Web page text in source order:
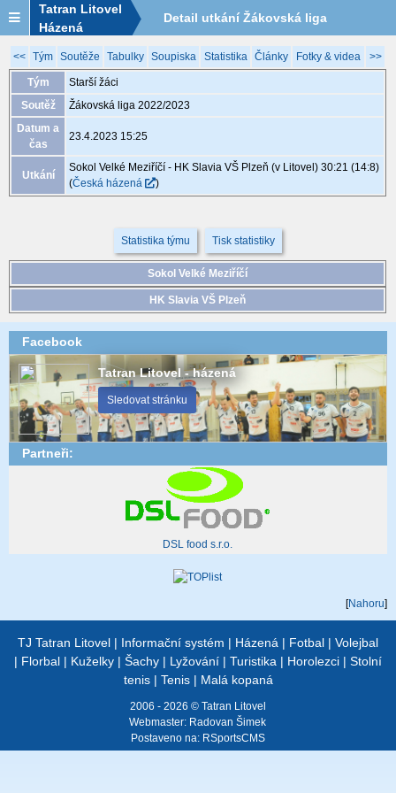
Tatran Litovel
Házená
Detail utkání Žákovská liga
2022/2023, XGB208, 23.4. 15:25
<< Tým Soutěže Tabulky Soupiska Statistika Články Fotky & videa >>
Tým
Starší žáci
Soutěž
Žákovská liga 2022/2023
Datum a
čas
23.4.2023 15:25
Utkání
Sokol Velké Meziříčí - HK Slavia VŠ Plzeň (v Litovel) 30:21 (14:8)
(Česká házená )
Statistika týmu Tisk statistiky
Sokol Velké Meziříčí
HK Slavia VŠ Plzeň
Facebook
Tatran Litovel - házená
Sledovat stránku
Partneři:
DSL food s.r.o.
[Nahoru]
TJ Tatran Litovel | Informační systém | Házená | Fotbal | Volejbal
| Florbal | Kuželky | Šachy | Lyžování | Turistika | Horolezci | Stolní
tenis| Tenis| Malá kopaná
2006 - 2026 © Tatran Litovel
Webmaster: Radovan Šimek
Postaveno na: RSportsCMS